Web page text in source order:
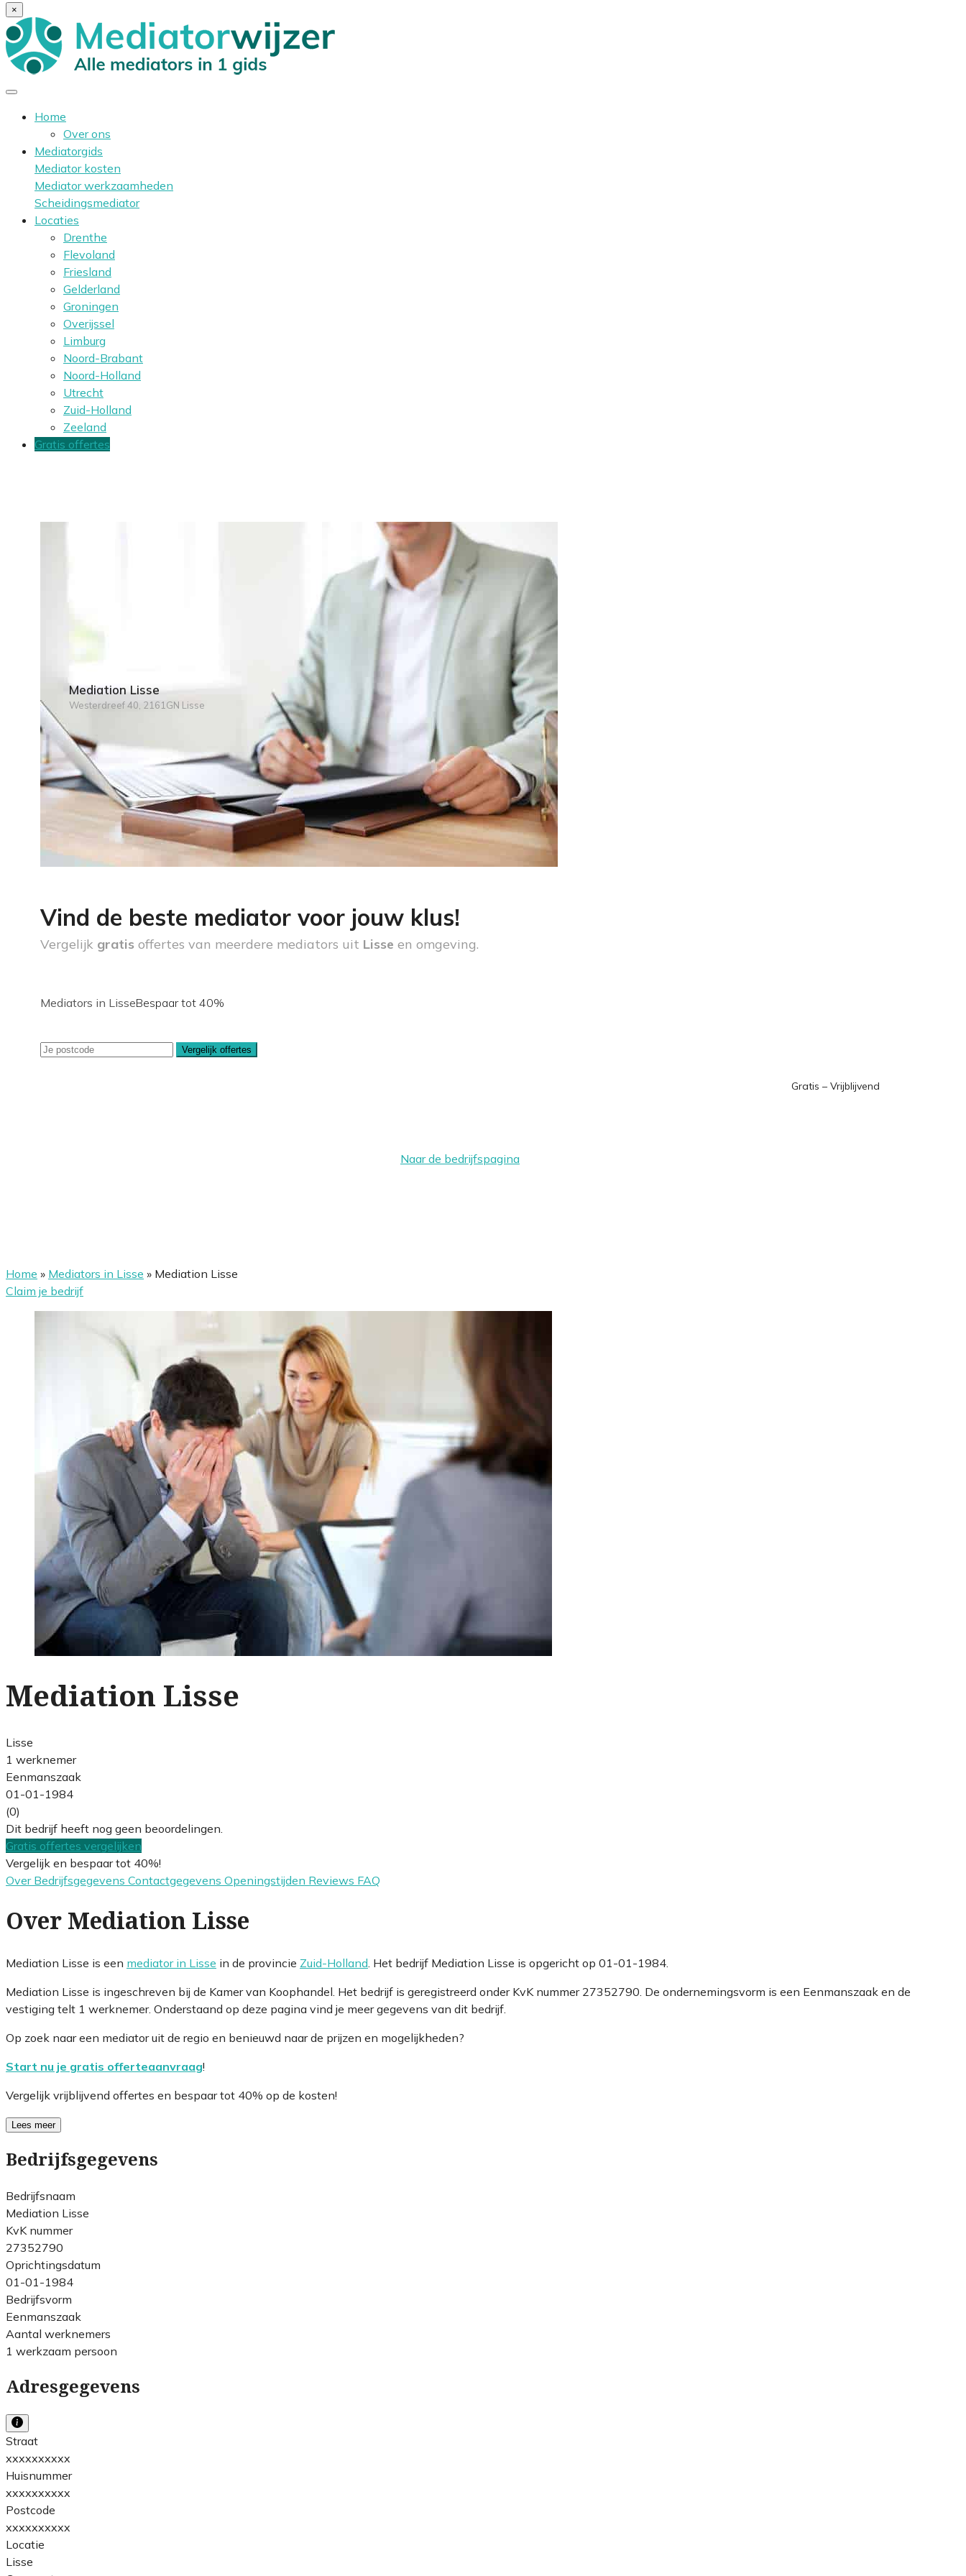
×
Home
Over ons
Mediatorgids
Mediator kosten
Mediator werkzaamheden
Scheidingsmediator
Locaties
Drenthe
Flevoland
Friesland
Gelderland
Groningen
Overijssel
Limburg
Noord-Brabant
Noord-Holland
Utrecht
Zuid-Holland
Zeeland
Gratis offertes
Mediation Lisse
Westerdreef 40, 2161GN Lisse
Vind de beste mediator voor jouw klus!
Vergelijk gratis offertes van meerdere mediators uit Lisse en omgeving.
Mediators in LisseBespaar tot 40%
Vergelijk offertes
Gratis – Vrijblijvend
Naar de bedrijfspagina
Home » Mediators in Lisse » Mediation Lisse
Claim je bedrijf
Mediation Lisse
Lisse
1 werknemer
Eenmanszaak
01-01-1984
(0)
Dit bedrijf heeft nog geen beoordelingen.
Gratis offertes vergelijken
Vergelijk en bespaar tot 40%!
Over Bedrijfsgegevens Contactgegevens Openingstijden Reviews FAQ
Over Mediation Lisse
Mediation Lisse is een mediator in Lisse in de provincie Zuid-Holland . Het bedrijf Mediation Lisse is opgericht op 01-01-1984.
Mediation Lisse is ingeschreven bij de Kamer van Koophandel. Het bedrijf is geregistreerd onder KvK nummer 27352790. De ondernemingsvorm is een Eenmanszaak en de
vestiging telt 1 werknemer. Onderstaand op deze pagina vind je meer gegevens van dit bedrijf.
Op zoek naar een mediator uit de regio en benieuwd naar de prijzen en mogelijkheden?
Start nu je gratis offerteaanvraag!
Vergelijk vrijblijvend offertes en bespaar tot 40% op de kosten!
Lees meer
Bedrijfsgegevens
Bedrijfsnaam
Mediation Lisse
KvK nummer
27352790
Oprichtingsdatum
01-01-1984
Bedrijfsvorm
Eenmanszaak
Aantal werknemers
1 werkzaam persoon
Adresgegevens
Straat
xxxxxxxxxx
Huisnummer
xxxxxxxxxx
Postcode
xxxxxxxxxx
Locatie
Lisse